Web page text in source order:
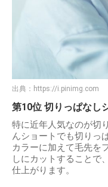
出典： https://i.pinimg.com
第10位 切りっぱなし
特に近年人気なのが切
んショートでも切りっ
カラーに加えて毛先を
しにカットすることで
仕上がります。